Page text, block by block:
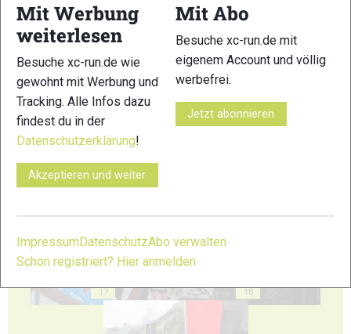
13 14
15
17 18
Mit Werbung
weiterlesen
Besuche xc-run.de wie
gewohnt mit Werbung und
Tracking. Alle Infos dazu
findest du in der
Datenschutzerklärung!
Akzeptieren und weiter
Mit Abo
Besuche xc-run.de mit
eigenem Account und völlig
werbefrei.
Jetzt abonnieren
ImpressumDatenschutzAbo verwalten
Schon registriert? Hier anmelden